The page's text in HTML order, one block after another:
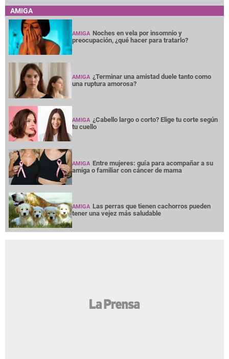
AMIGA
AMIGA Noches en vela por insomnio y
preocupación, ¿qué hacer para tratarlo?
AMIGA ¿Terminar una amistad duele tanto como
una ruptura amorosa?
AMIGA ¿Cabello largo o corto? Elige tu corte según
tu cuello
AMIGA Entre mujeres: guía para acompañar a su
amiga o familiar con cáncer de mama
AMIGA Las perras que tienen cachorros pueden
tener una vejez más saludable